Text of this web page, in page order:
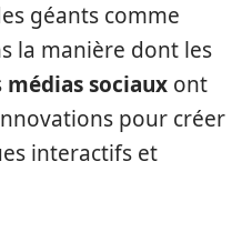
géants comme
la manière dont les
médias sociaux ont
pour créer
interactifs et